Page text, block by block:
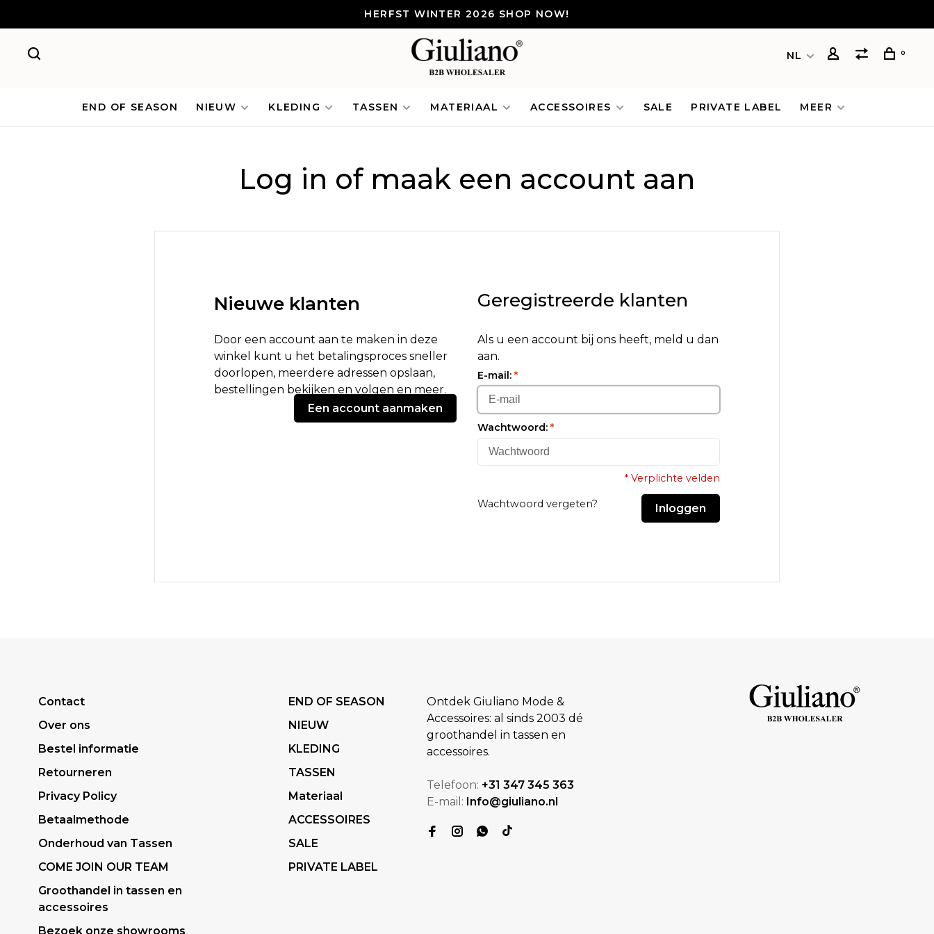
HERFST WINTER 2026 SHOP NOW!
NL 0
END OF SEASON NIEUW KLEDING TASSEN MATERIAAL ACCESSOIRES SALE PRIVATE LABEL MEER
Log in of maak een account aan
Nieuwe klanten
Door een account aan te maken in deze
winkel kunt u het betalingsproces sneller
doorlopen, meerdere adressen opslaan,
bestellingen bekijken en volgen en meer.
Een account aanmaken
Geregistreerde klanten
Als u een account bij ons heeft, meld u dan
aan.
E-mail: *
Wachtwoord: *
* Verplichte velden
Wachtwoord vergeten? Inloggen
Contact
Over ons
Bestel informatie
Retourneren
Privacy Policy
Betaalmethode
Onderhoud van Tassen
COME JOIN OUR TEAM
Groothandel in tassen en
accessoires
Bezoek onze showrooms
END OF SEASON
NIEUW
KLEDING
TASSEN
Materiaal
ACCESSOIRES
SALE
PRIVATE LABEL
Ontdek Giuliano Mode &
Accessoires: al sinds 2003 dé
groothandel in tassen en
accessoires.
Telefoon: +31 347 345 363
E-mail: Info@giuliano.nl